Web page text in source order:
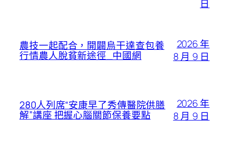
日
農技一起配合，開闢烏干達查包養
行情農人脫貧新途徑_中國網
2026 年
8 月 9 日
280人列席“安康早了秀傳醫院供膳
解”講座 把握心腦關節保養要點
2026 年
8 月 9 日